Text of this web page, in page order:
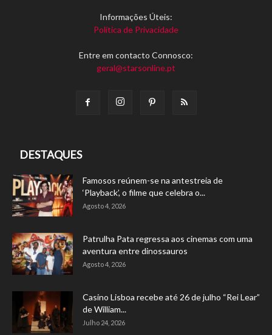
Informações Úteis:
Política de Privacidade
Entre em contacto Connosco:
geral@starsonline.pt
DESTAQUES
Famosos reúnem-se na antestreia de
‘Playback’, o filme que celebra o...
Agosto 4, 2026
Patrulha Pata regressa aos cinemas com uma
aventura entre dinossauros
Agosto 4, 2026
Casino Lisboa recebe até 26 de julho “Rei Lear”
de William...
Julho 24, 2026